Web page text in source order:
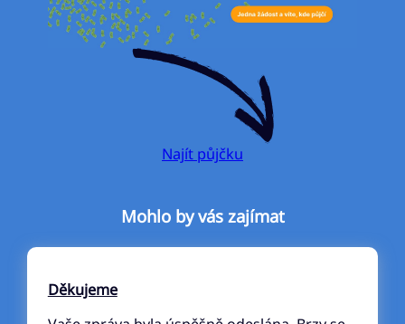
Najít půjčku
Mohlo by vás zajímat
Děkujeme